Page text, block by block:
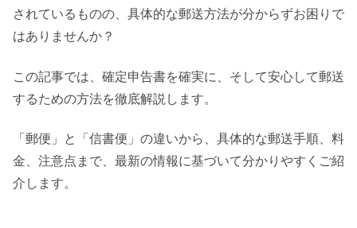
されているものの、具体的な郵送方法が分からずお困りで
はありませんか？
この記事では、確定申告書を確実に、そして安心して郵送
するための方法を徹底解説します。
「郵便」と「信書便」の違いから、具体的な郵送手順、料
金、注意点まで、最新の情報に基づいて分かりやすくご紹
介します。